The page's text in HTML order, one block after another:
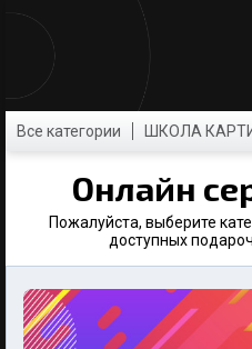
Все категории ШКОЛА
Онлайн
Пожалуйста, выберите
доступных